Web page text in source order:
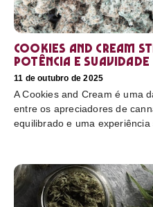
Cookies and Cream
potência e suavidade
11 de outubro de 2025
A Cookies and Cream é uma
entre os apreciadores de
equilibrado e uma experiência